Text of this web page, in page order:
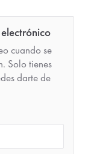
cuando se
Solo tienes
darte de